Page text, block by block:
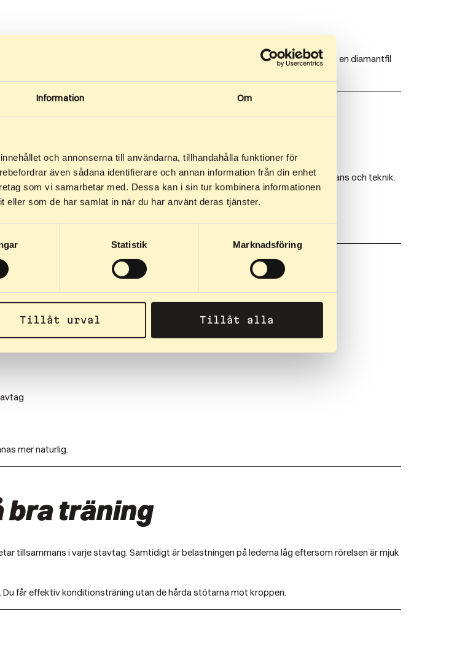
Information Om
och annonserna till användarna, tillhandahålla funktioner för
även sådana identifierare och annan information från din enhet
som vi samarbetar med. Dessa kan i sin tur kombinera informationen
eller som de har samlat in när du har använt deras tjänster.
Statistik Marknadsföring
Tillåt urval Tillåt alla
mot underlaget och behöver slipas regelbundet för att behålla bra grepp. Med en diamantfil
asfalt och lite trafik. En relativt platt sträcka gör det lättare att fokusera på balans och teknik.
kontroll över farten och lär dig svänga tryggt.
kuperade vägar.
vid rörelsen och hitta balansen.
mer naturlig.
bra träning
tillsammans i varje stavtag. Samtidigt är belastningen på lederna låg eftersom rörelsen är mjuk
får effektiv konditionsträning utan de hårda stötarna mot kroppen.